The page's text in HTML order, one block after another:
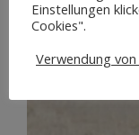
Einstellungen
Cookies".
Verwendung von